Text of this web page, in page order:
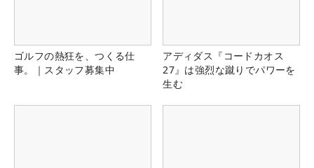
ゴルフの熱狂を、つくる仕
事。｜スタッフ募集中
アディダス『コードカオス
27』は強烈な蹴りでパワーを
生む